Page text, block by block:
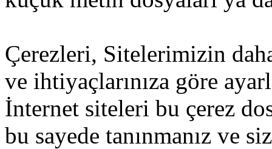
Çerezleri, Sitelerimizin
ve ihtiyaçlarınıza göre
İnternet siteleri bu çerez
bu sayede tanınmanız ve